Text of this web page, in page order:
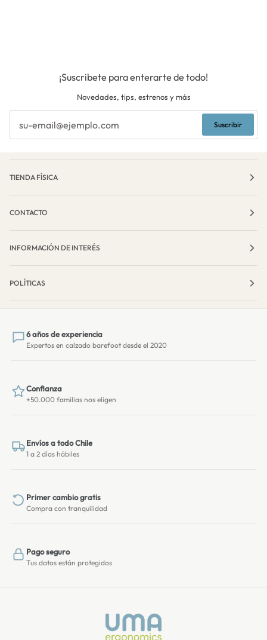
¡Suscribete para enterarte de todo!
Novedades, tips, estrenos y más
Suscribir
TIENDA FÍSICA
CONTACTO
INFORMACIÓN DE INTERÉS
POLÍTICAS
6 años de experiencia
Expertos en calzado barefoot desde el 2020
Confianza
+50.000 familias nos eligen
Envíos a todo Chile
1 a 2 días hábiles
Primer cambio gratis
Compra con tranquilidad
Pago seguro
Tus datos están protegidos